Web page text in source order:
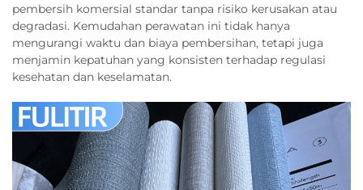
pembersih komersial standar tanpa risiko kerusakan atau
degradasi. Kemudahan perawatan ini tidak hanya
mengurangi waktu dan biaya pembersihan, tetapi juga
menjamin kepatuhan yang konsisten terhadap regulasi
kesehatan dan keselamatan.